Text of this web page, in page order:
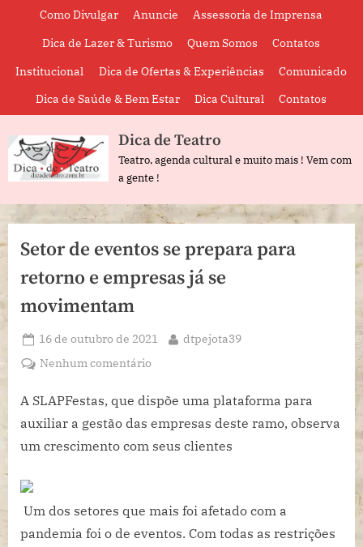
Como Divulgar Anuncie
Assessoria de Imprensa
Dica de Lazer & Turismo
Quem Somos
Contatos
Institucional
Dica de Ofertas & Experiências
Comunicado
Dica de Saúde & Bem Estar
Dica Cultural Contatos
Dica de Teatro
Teatro, agenda cultural e muito mais ! Vem com
a gente !
Setor de eventos se prepara para
retorno e empresas já se
movimentam
Posted
on
16 de outubro de 2021 By
dtpejota39
Nenhum comentário
de
eventos
prepara
e
empresas
A SLAPFestas, que dispõe uma plataforma para
auxiliar a gestão das empresas deste ramo, observa
um crescimento com seus clientes
Um dos setores que mais foi afetado com a
pandemia foi o de eventos. Com todas as restrições